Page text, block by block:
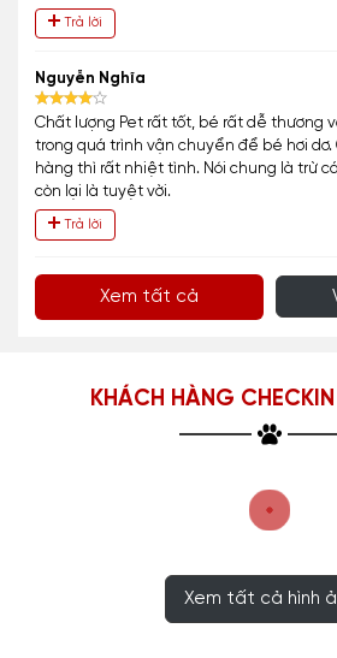
Trả lời
Nguyễn Nghĩa
Chất lượng Pet rất tốt, bé rất dễ thương
trong quá trình vận chuyển để bé hơi dơ.
hàng thì rất nhiệt tình. Nói chung là trừ
còn lại là tuyệt vời.
Trả lời
Xem tất cả
KHÁCH HÀNG
Xem tất cả hình